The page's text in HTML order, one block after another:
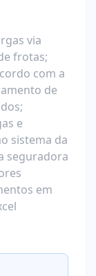
via
frotas;
com a
de
e
sistema da
seguradora
em